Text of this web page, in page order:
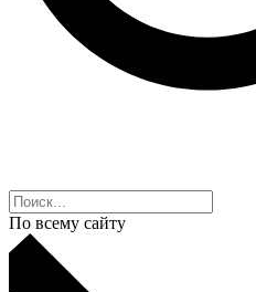
По всему сайту